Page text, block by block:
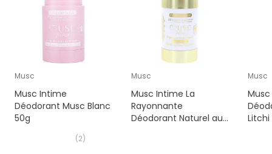
Musc
Musc Intime
Déodorant Musc Blanc
50g
(2)
Musc
Musc Intime La
Rayonnante
Déodorant Naturel au
Musc
Litchi